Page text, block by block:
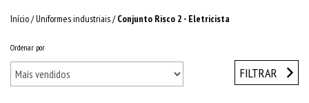
Início/Uniformes industriais/ Conjunto Risco 2 - Eletricista
Ordenar por
FILTRAR